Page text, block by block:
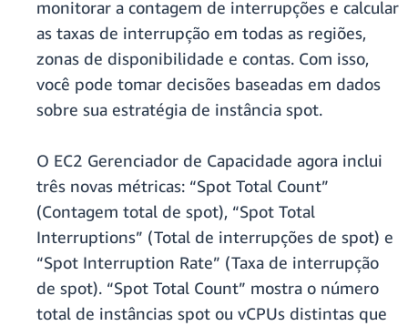
monitorar a contagem de interrupções e calcular
as taxas de interrupção em todas as regiões,
zonas de disponibilidade e contas. Com isso,
você pode tomar decisões baseadas em dados
sobre sua estratégia de instância spot.
O EC2 Gerenciador de Capacidade agora inclui
três novas métricas: “Spot Total Count”
(Contagem total de spot), “Spot Total
Interruptions” (Total de interrupções de spot) e
“Spot Interruption Rate” (Taxa de interrupção
de spot). “Spot Total Count” mostra o número
total de instâncias spot ou vCPUs distintas que